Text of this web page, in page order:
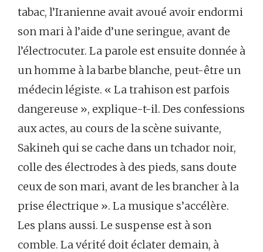
tabac, l’Iranienne avait avoué avoir endormi
son mari à l’aide d’une seringue, avant de
l’électrocuter. La parole est ensuite donnée à
un homme à la barbe blanche, peut-être un
médecin légiste. « La trahison est parfois
dangereuse », explique-t-il. Des confessions
aux actes, au cours de la scène suivante,
Sakineh qui se cache dans un tchador noir,
colle des électrodes à des pieds, sans doute
ceux de son mari, avant de les brancher à la
prise électrique ». La musique s’accélère.
Les plans aussi. Le suspense est à son
comble. La vérité doit éclater demain, à